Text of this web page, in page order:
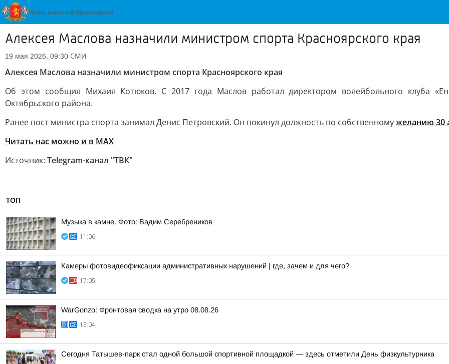
Алексея Маслова назначили министром спорта Красноярского края
19 мая 2026, 09:30 СМИ
Алексея Маслова назначили министром спорта Красноярского края
Об этом сообщил Михаил Котюков. С 2017 года Маслов работал директором волейбольного клуба
Октябрьского района.
Ранее пост министра спорта занимал Денис Петровский. Он покинул должность по собственномужеланию 30
Читать нас можно и в MAX
Источник: Telegram-канал "ТВК"
ТОП
Музыка в камне. Фото: Вадим Серебреников
11:06
Камеры фотовидеофиксации административных нарушений | где, зачем и для чего?
17:05
WarGonzo: Фронтовая сводка на утро 08.08.26
15:04
Сегодня Татышев-парк стал одной большой спортивной площадкой — здесь отметили День физкультурника